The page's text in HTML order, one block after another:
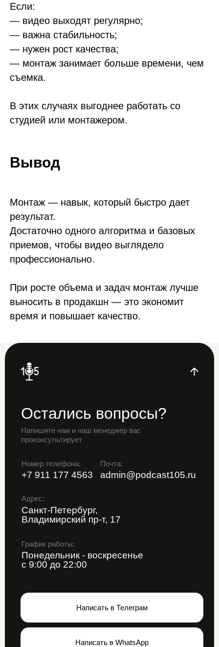
Если:
— видео выходят регулярно;
— важна стабильность;
— нужен рост качества;
— монтаж занимает больше времени, чем
съемка.
В этих случаях выгоднее работать со
студией или монтажером.
Вывод
Монтаж — навык, который быстро дает
результат.
Достаточно одного алгоритма и базовых
приемов, чтобы видео выглядело
профессионально.
При росте объема и задач монтаж лучше
выносить в продакшн — это экономит
время и повышает качество.
Остались вопросы?
+7 911 177 4563
Санкт-Петербург,
Понедельник - воскресенье
График работы:
admin@podcast105.ru
Напишите нам и наш менеджер вас
*Instagram и WhatsApp (запрещены в
Написать в Телеграм
Написать в WhatsApp